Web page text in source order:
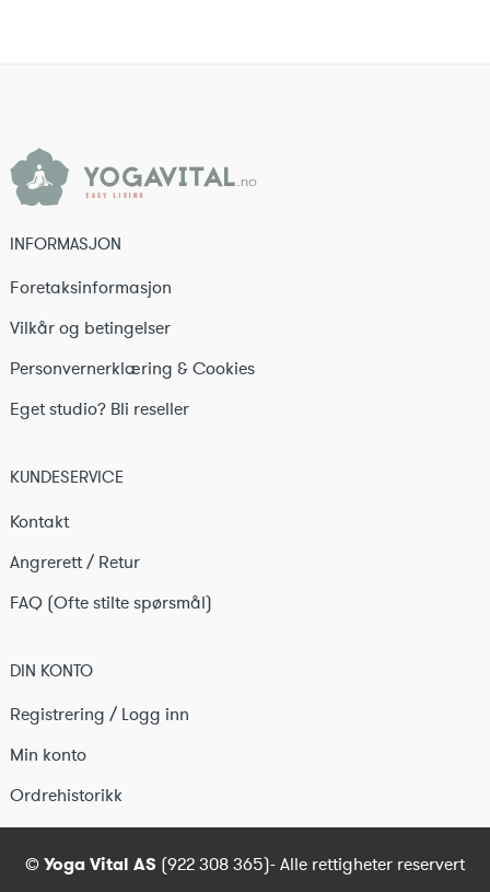
INFORMASJON
Foretaksinformasjon
Vilkår og betingelser
Personvernerklæring & Cookies
Eget studio? Bli reseller
KUNDESERVICE
Kontakt
Angrerett / Retur
FAQ (Ofte stilte spørsmål)
DIN KONTO
Registrering / Logg inn
Min konto
Ordrehistorikk
©Yoga Vital AS (922 308 365)- Alle rettigheter reservert